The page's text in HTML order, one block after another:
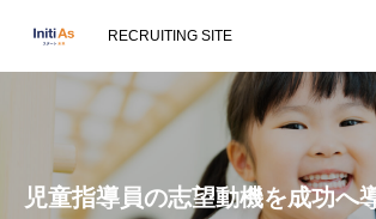
RECRUITING SITE
児童指導員の志望動機を成功へ